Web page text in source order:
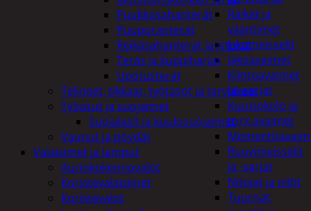
Räikät ja
vääntimet
Iskumeisselit
Jakoavaimet
Kiintoavaimet
ja -sarjat
Kuusiokolo ja
torx-avaimet
Ruuvimeisselit
ja -sarjat
Nitojat ja niitit
Tuurnat,
Puukkosahanterät
Puuporanterät
Reikäsahanterät ja istukat
Teräs ja kuppiharjat
Upotusterät
Telineet, tikkaat, työtasot ja tarvikkeet
Työasut ja suojaimet
Suojalasit ja kuulosuojaimet
Vaunut ja pöydät
Valaisimet ja lamput
Aurinkokennovalot
Koristevalaisimet
Koristevalot